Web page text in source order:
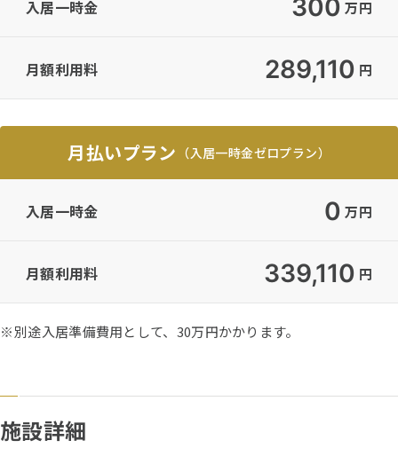
入居一時金 300 万円
月額利用料 289,110 円
月払いプラン （入居一時金ゼロプラン）
入居一時金 0 万円
月額利用料 339,110 円
※別途入居準備費用として、30万円かかります。
施設詳細